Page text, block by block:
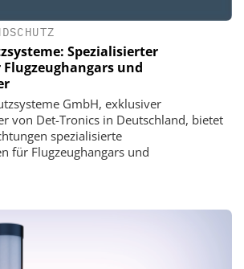
Spezialisierter
und
GmbH, exklusiver
von Det-Tronics in Deutschland, bietet
spezialisierte
für Flugzeughangars und